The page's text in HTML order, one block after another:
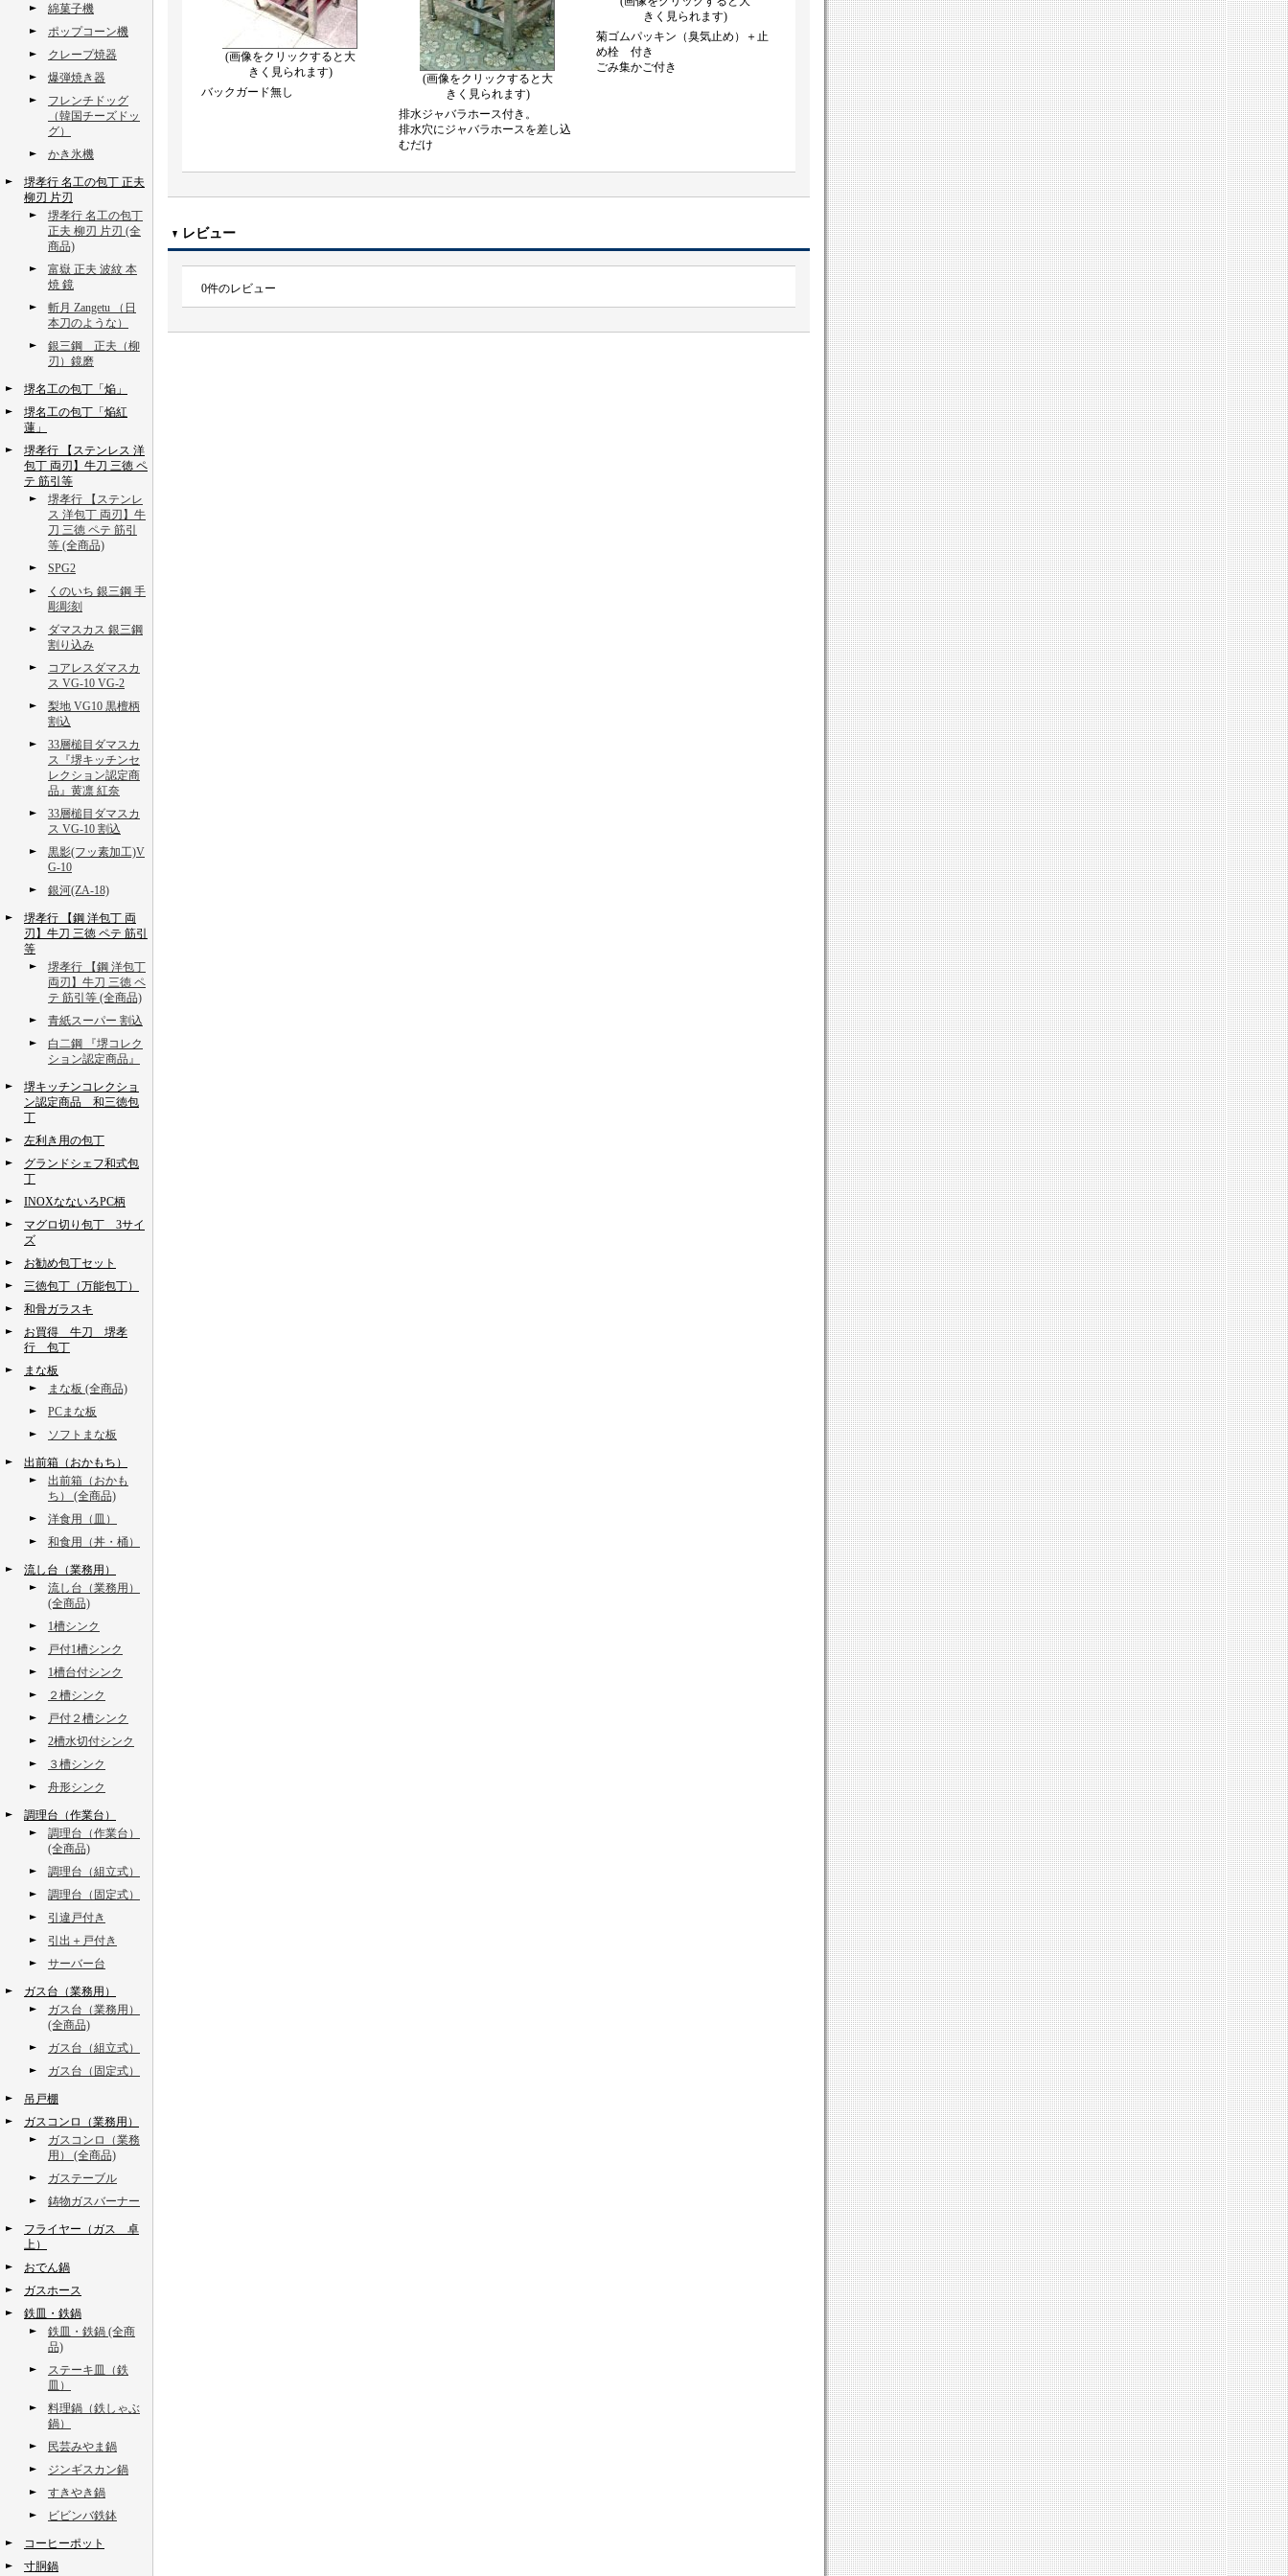
綿菓子機
ポップコーン機
クレープ焼器
爆弾焼き器
フレンチドッグ
（韓国チーズドッ
グ）
かき氷機
堺孝行 名工の包丁 正夫
柳刃 片刃
堺孝行 名工の包丁
正夫 柳刃 片刃 (全
商品)
富嶽 正夫 波紋 本
焼 鏡
斬月 Zangetu （日
本刀のような）
銀三鋼 正夫（柳
刃）鏡磨
堺名工の包丁「焔」
堺名工の包丁「焔紅
蓮」
堺孝行 【ステンレス 洋
包丁 両刃】牛刀 三徳 ペ
テ 筋引等
堺孝行 【ステンレ
ス 洋包丁 両刃】牛
刀 三徳 ペテ 筋引
等 (全商品)
SPG2
くのいち 銀三鋼 手
彫彫刻
ダマスカス 銀三鋼
割り込み
コアレスダマスカ
ス VG-10 VG-2
梨地 VG10 黒檀柄
割込
33層槌目ダマスカ
ス『堺キッチンセ
レクション認定商
品』黄凛 紅奈
33層槌目ダマスカ
ス VG-10 割込
黒影(フッ素加工)V
G-10
銀河(ZA-18)
堺孝行 【鋼 洋包丁 両
刃】牛刀 三徳 ペテ 筋引
等
堺孝行 【鋼 洋包丁
両刃】牛刀 三徳 ペ
テ 筋引等 (全商品)
青紙スーパー 割込
白二鋼 『堺コレク
ション認定商品』
堺キッチンコレクショ
ン認定商品 和三徳包
丁
左利き用の包丁
グランドシェフ和式包
丁
INOXなないろPC柄
マグロ切り包丁 3サイ
ズ
お勧め包丁セット
三徳包丁（万能包丁）
和骨ガラスキ
お買得 牛刀 堺孝
行 包丁
まな板
まな板 (全商品)
PCまな板
ソフトまな板
出前箱（おかもち）
出前箱（おかも
ち） (全商品)
洋食用（皿）
和食用（丼・桶）
流し台（業務用）
流し台（業務用）
(全商品)
1槽シンク
戸付1槽シンク
1槽台付シンク
２槽シンク
戸付２槽シンク
2槽水切付シンク
３槽シンク
舟形シンク
調理台（作業台）
調理台（作業台）
(全商品)
調理台（組立式）
調理台（固定式）
引違戸付き
引出＋戸付き
サーバー台
ガス台（業務用）
ガス台（業務用）
(全商品)
ガス台（組立式）
ガス台（固定式）
吊戸棚
ガスコンロ（業務用）
ガスコンロ（業務
用） (全商品)
ガステーブル
鋳物ガスバーナー
フライヤー（ガス 卓
上）
おでん鍋
ガスホース
鉄皿・鉄鍋
鉄皿・鉄鍋 (全商
品)
ステーキ皿（鉄
皿）
料理鍋（鉄しゃぶ
鍋）
民芸みやま鍋
ジンギスカン鍋
すきやき鍋
ビビンバ鉄鉢
コーヒーポット
寸胴鍋
(画像をクリックすると大
きく見られます)
バックガード無し
(画像をクリックすると大
きく見られます)
排水ジャバラホース付き。
排水穴にジャバラホースを差し込
むだけ
きく見られます)
菊ゴムパッキン（臭気止め）＋止
め栓 付き
ごみ集かご付き
レビュー
0件のレビュー